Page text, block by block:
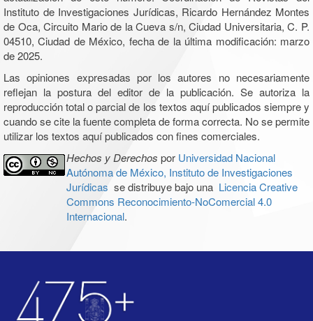
Instituto de Investigaciones Jurídicas, Ricardo Hernández Montes
de Oca, Circuito Mario de la Cueva s/n, Ciudad Universitaria, C. P.
04510, Ciudad de México, fecha de la última modificación: marzo
de 2025.
Las opiniones expresadas por los autores no necesariamente
reflejan la postura del editor de la publicación. Se autoriza la
reproducción total o parcial de los textos aquí publicados siempre y
cuando se cite la fuente completa de forma correcta. No se permite
utilizar los textos aquí publicados con fines comerciales.
Hechos y Derechos por Universidad Nacional
Autónoma de México, Instituto de Investigaciones
Jurídicas se distribuye bajo una Licencia Creative
Commons Reconocimiento-NoComercial 4.0
Internacional.